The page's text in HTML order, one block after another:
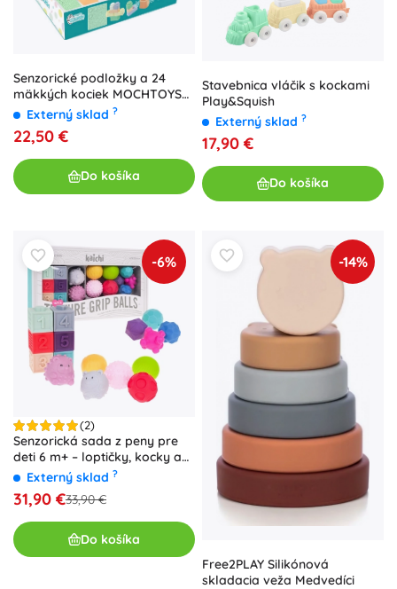
Senzorické podložky a 24
mäkkých kociek MOCHTOYS
Play & Squish
Externý sklad ?
22,50 €
Do košíka
Stavebnica vláčik s kockami
Play&Squish
Externý sklad ?
17,90 €
Do košíka
-6%
(2)
Senzorická sada z peny pre
deti 6 m+ – loptičky, kocky a
zvieratká, 16 ks
Externý sklad ?
31,90 €33,90 €
Do košíka
-14%
Free2PLAY Silikónová
skladacia veža Medvedíci